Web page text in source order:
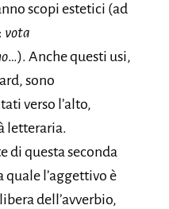
scopi estetici (ad
vota
…). Anche questi usi,
sono
verso l’alto,
letteraria.
di questa seconda
l’aggettivo è
dell’avverbio,